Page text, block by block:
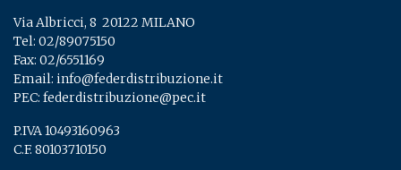
Via Albricci, 8 ­ 20122 MILANO
Tel: 02/89075150
Fax: 02/6551169
Email: info@federdistribuzione.it
PEC: federdistribuzione@pec.it
P.IVA 10493160963
C.F. 80103710150